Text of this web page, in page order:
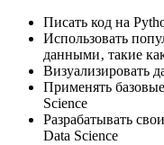
Писать код на
Использовать
данными‚ такие
Визуализировать
Применять
Science
Разрабатывать
Data Science